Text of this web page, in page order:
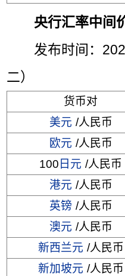
央行汇率中间
发布时间：
二）
货币对
美元 /人民币
欧元 /人民币
100 日元 /人民币
港元 /人民币
英镑 /人民币
澳元 /人民币
新西兰元 /人民币
新加坡元 /人民币